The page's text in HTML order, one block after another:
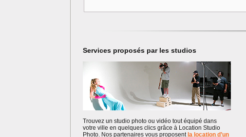
Services proposés par les studios
Trouvez un studio photo ou vidéo tout équipé dans
votre ville en quelques clics grâce à Location Studio
Photo. Nos partenaires vous proposentla location d’un